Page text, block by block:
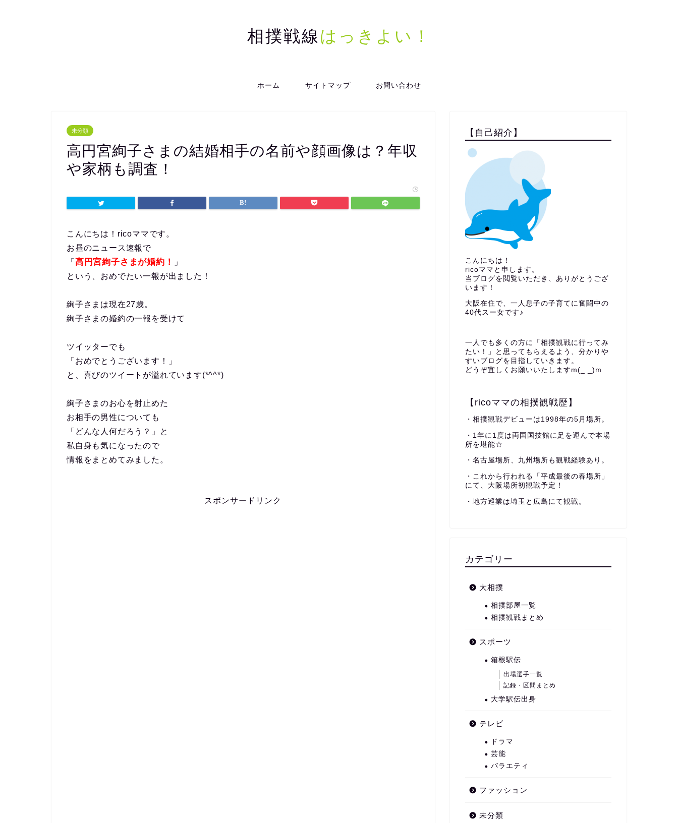
相撲戦線はっきよい！
ホーム サイトマップ お問い合わせ
未分類
高円宮絢子さまの結婚相手の名前や顔画像は？年収
や家柄も調査！
こんにちは！ricoママです。
お昼のニュース速報で
「 高円宮絢子さまが婚約！
」
という、おめでたい一報が出ました！
絢子さまは現在27歳。
絢子さまの婚約の一報を受けて
ツイッターでも
「おめでとうございます！」
と、喜びのツイートが溢れています(*^^*)
絢子さまのお心を射止めた
お相手の男性についても
「どんな人何だろう？」と
私自身も気になったので
情報をまとめてみました。
スポンサードリンク
【自己紹介】
こんにちは！
ricoママと申します。
当ブログを閲覧いただき、ありがとうござ
います！
大阪在住で、一人息子の子育てに奮闘中の
40代スー女です♪
一人でも多くの方に「相撲観戦に行ってみ
たい！」と思ってもらえるよう、分かりや
すいブログを目指していきます。
どうぞ宜しくお願いいたしますm(_ _)m
【ricoママの相撲観戦歴】
・相撲観戦デビューは1998年の5月場所。
・1年に1度は両国国技館に足を運んで本場
所を堪能☆
・名古屋場所、九州場所も観戦経験あり。
・これから行われる「平成最後の春場所」
にて、大阪場所初観戦予定！
・地方巡業は埼玉と広島にて観戦。
カテゴリー
大相撲
相撲部屋一覧
相撲観戦まとめ
スポーツ
箱根駅伝
出場選手一覧
記録・区間まとめ
大学駅伝出身
テレビ
ドラマ
芸能
バラエティ
ファッション
未分類